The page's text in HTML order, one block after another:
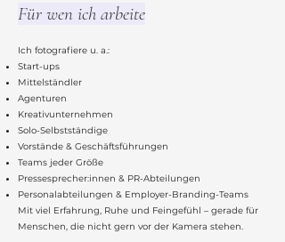
Für wen ich arbeite
Ich fotografiere u. a.:
Start-ups
Mittelständler
Agenturen
Kreativunternehmen
Solo-Selbstständige
Vorstände & Geschäftsführungen
Teams jeder Größe
Pressesprecher:innen & PR-Abteilungen
Personalabteilungen & Employer-Branding-Teams
Mit viel Erfahrung, Ruhe und Feingefühl – gerade für
Menschen, die nicht gern vor der Kamera stehen.